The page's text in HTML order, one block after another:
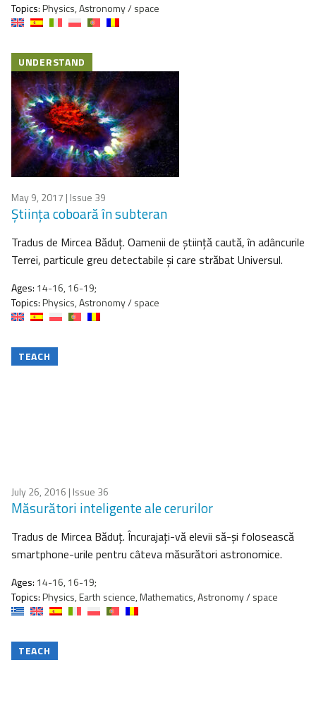
Topics:Physics, Astronomy / space
UNDERSTAND
May 9, 2017 | Issue 39
Ştiinţa coboară în subteran
Tradus de Mircea Băduţ. Oamenii de știință caută, în adâncurile
Terrei, particule greu detectabile şi care străbat Universul.
Ages: 14-16, 16-19;
Topics:Physics, Astronomy / space
TEACH
July 26, 2016 | Issue 36
Măsurători inteligente ale cerurilor
Tradus de Mircea Băduţ. Încurajați-vă elevii să-şi folosească
smartphone-urile pentru câteva măsurători astronomice.
Ages: 14-16, 16-19;
Topics:Physics, Earth science, Mathematics, Astronomy / space
TEACH